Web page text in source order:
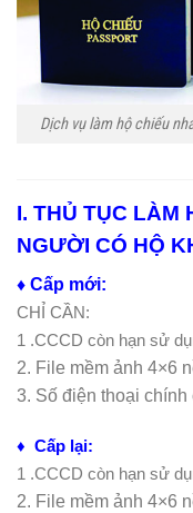
Dịch vụ làm hộ chiếu
I. THỦ TỤC LÀM
NGƯỜI CÓ HỘ
♦ Cấp mới:
CHỈ CẦN:
1 .CCCD còn hạn sử
2. File mềm ảnh 4×6
3. Số điện thoại chính
♦ Cấp lại:
1 .CCCD còn hạn sử
2. File mềm ảnh 4×6